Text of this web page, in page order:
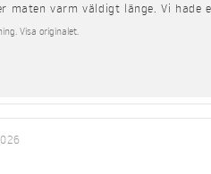
maten varm väldigt länge. Vi hade
Visa originalet.